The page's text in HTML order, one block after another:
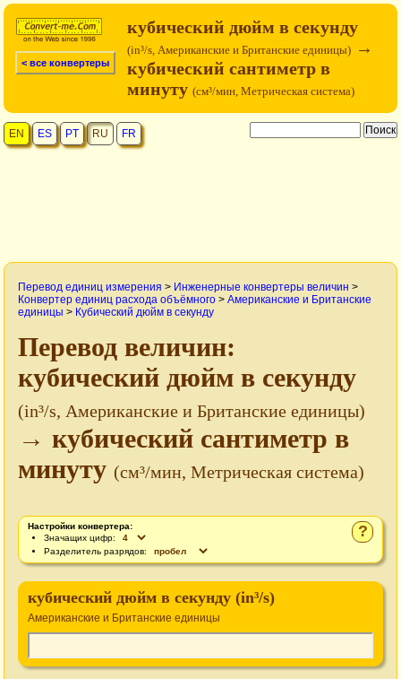
< все конвертеры
кубический дюйм в секунду
(in³/s, Американские и Британские единицы) →
кубический сантиметр в
минуту (см³/мин, Метрическая система)
EN ES PT RU FR
Перевод единиц измерения > Инженерные конвертеры величин >
Конвертер единиц расхода объёмного > Американские и Британские
единицы > Кубический дюйм в секунду
Перевод величин:
кубический дюйм в секунду
(in³/s, Американские и Британские единицы)
→ кубический сантиметр в
минуту (см³/мин, Метрическая система)
?
Настройки конвертера:
Значащих цифр:
Разделитель разрядов:
кубический дюйм в секунду (in³/s)
Американские и Британские единицы